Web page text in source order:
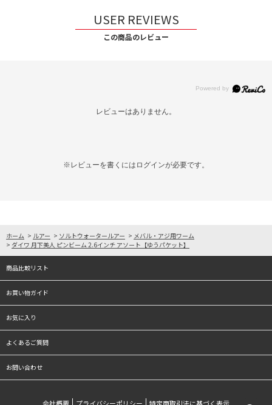
USER REVIEWS
この商品のレビュー
レビューはありません。
※レビューを書くには ログインが必要です。
ホーム > ルアー > ソルトウォータールアー > メバル・アジ用ワーム
> ダイワ 月下美人 ピンビーム 2.6インチ アソート【ゆうパケット】
商品比較リスト
お買い物ガイド
お気に入り
よくあるご質問
お問い合わせ
会社概要 プライバシーポリシー 特定商取引法に基づく表示